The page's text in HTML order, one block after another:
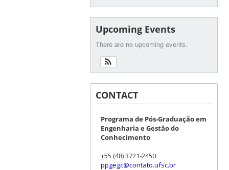
Upcoming Events
There are no upcoming events.
CONTACT
Programa de Pós-Graduação em
Engenharia e Gestão do
Conhecimento
+55 (48) 3721-2450
ppgegc@contato.ufsc.br